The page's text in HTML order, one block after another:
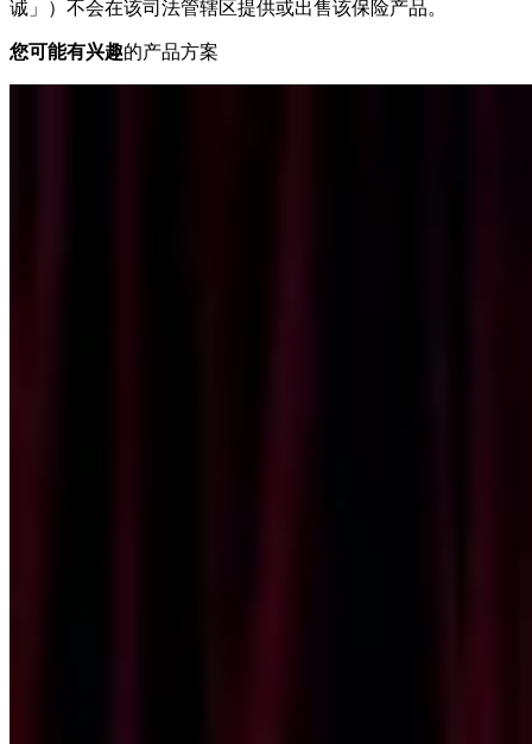
诚」）不会在该司法管辖区提供或出售该保险产品。
您可能有兴趣的产品方案